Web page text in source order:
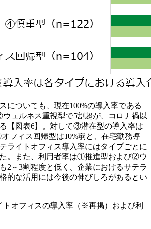
についても、現在100%の導入率である
ェルネス重視型で5割超が、コロナ禍以
【図表6】。対して③潜在型の導入率は
フィス回帰型は10%弱と、在宅勤務導
ライトオフィス導入率にはタイプごとに
。また、利用者率は①推進型および②ウ
2～3割程度と低く、企業におけるサテラ
的な活用には今後の伸びしろがあるとい
トオフィスの導入率（※再掲）および利